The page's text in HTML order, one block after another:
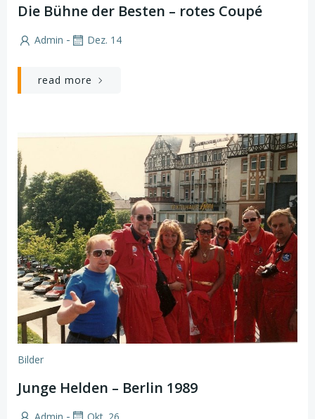
Die Bühne der Besten – rotes Coupé
Admin - Dez. 14
read more
Bilder
Junge Helden – Berlin 1989
Admin - Okt. 26